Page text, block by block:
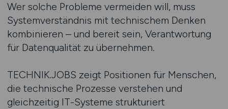
Wer solche Probleme vermeiden will, muss
Systemverständnis mit technischem Denken
kombinieren – und bereit sein, Verantwortung
für Datenqualität zu übernehmen.
TECHNIK.JOBS zeigt Positionen für Menschen,
die technische Prozesse verstehen und
gleichzeitig IT-Systeme strukturiert